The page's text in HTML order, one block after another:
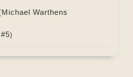
Michael Warthens
5)